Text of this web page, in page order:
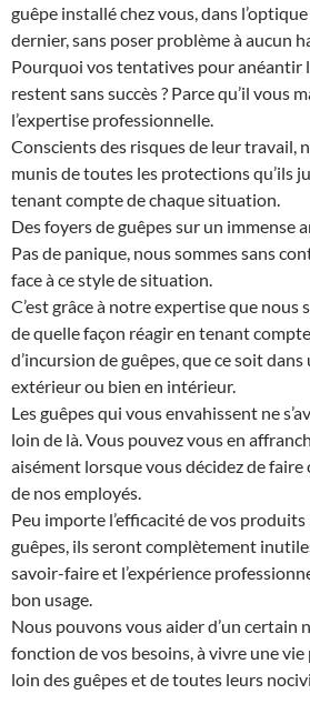
guêpe installé chez vous, dans
dernier, sans poser problème à aucun
Pourquoi vos tentatives pour anéantir
restent sans succès ? Parce qu’il vous
l’expertise professionnelle.
Conscients des risques de leur travail,
munis de toutes les protections qu’ils
tenant compte de chaque situation.
Des foyers de guêpes sur un immense
Pas de panique, nous sommes sans
face à ce style de situation.
C’est grâce à notre expertise que nous
de quelle façon réagir en tenant
d’incursion de guêpes, que ce soit
extérieur ou bien en intérieur.
Les guêpes qui vous envahissent ne
loin de là. Vous pouvez vous en
aisément lorsque vous décidez de faire
de nos employés.
Peu importe l’efficacité de vos
guêpes, ils seront complètement
savoir-faire et l’expérience
bon usage.
Nous pouvons vous aider d’un certain
fonction de vos besoins, à vivre une
loin des guêpes et de toutes leurs